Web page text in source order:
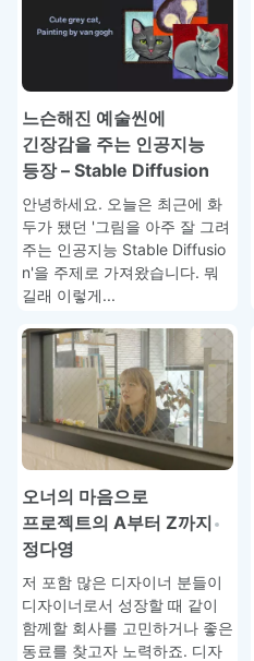
느슨해진 예술씬에
긴장감을 주는 인공지능
등장 – Stable Diffusion
안녕하세요. 오늘은 최근에 화
두가 됐던 '그림을 아주 잘 그려
주는 인공지능 Stable Diffusio
n'을 주제로 가져왔습니다. 뭐
길래 이렇게...
오너의 마음으로
프로젝트의 A부터 Z까지
정다영
저 포함 많은 디자이너 분들이
디자이너로서 성장할 때 같이
함께할 회사를 고민하거나 좋은
동료를 찾고자 노력하죠. 디자